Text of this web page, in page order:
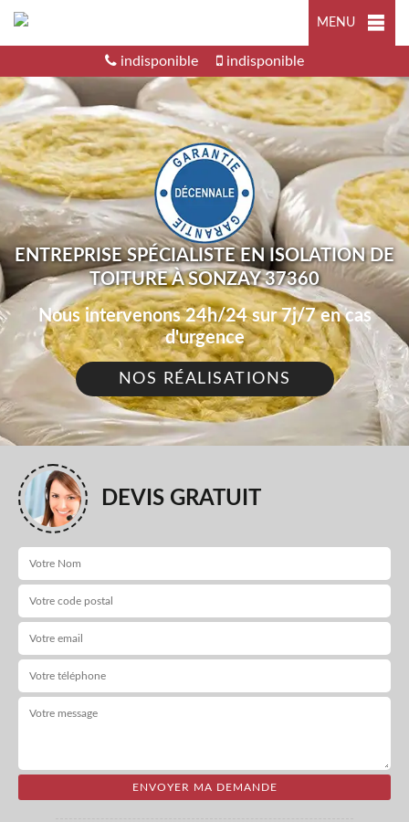
MENU
indisponible indisponible
ENTREPRISE SPÉCIALISTE EN ISOLATION DE
TOITURE À SONZAY 37360
Nous intervenons 24h/24 sur 7j/7 en cas
d'urgence
NOS RÉALISATIONS
DEVIS GRATUIT